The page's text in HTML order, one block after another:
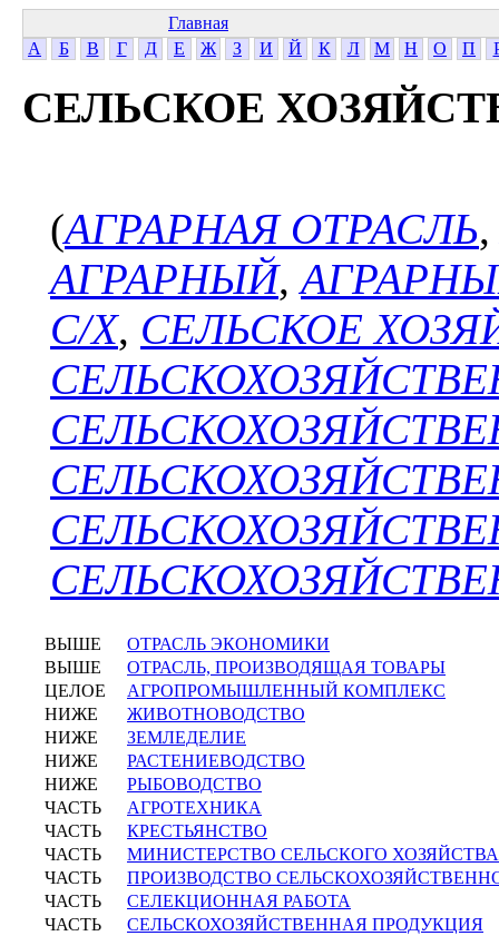
Главная
А
Б В Г Д Е Ж З И Й К Л М Н О П
СЕЛЬСКОЕ
(АГРАРНАЯ ОТРАСЛЬ
АГРАРНЫЙ,
С/Х, СЕЛЬСКОЕ
ВЫШЕ
ОТРАСЛЬ ЭКОНОМИКИ
ВЫШЕ
ОТРАСЛЬ, ПРОИЗВОДЯЩАЯ ТОВАРЫ
ЦЕЛОЕ
АГРОПРОМЫШЛЕННЫЙ КОМПЛЕКС
НИЖЕ
ЖИВОТНОВОДСТВО
НИЖЕ
ЗЕМЛЕДЕЛИЕ
НИЖЕ
РАСТЕНИЕВОДСТВО
НИЖЕ
РЫБОВОДСТВО
ЧАСТЬ
АГРОТЕХНИКА
ЧАСТЬ
КРЕСТЬЯНСТВО
ЧАСТЬ
МИНИСТЕРСТВО СЕЛЬСКОГО ХОЗЯЙСТВА
ЧАСТЬ
ПРОИЗВОДСТВО
ЧАСТЬ
СЕЛЕКЦИОННАЯ РАБОТА
ЧАСТЬ
СЕЛЬСКОХОЗЯЙСТВЕННАЯ ПРОДУКЦИЯ